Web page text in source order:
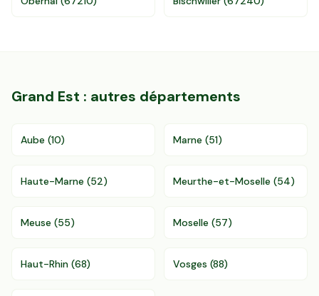
Grand Est : autres départements
Aube (10) Marne (51)
Haute-Marne (52) Meurthe-et-Moselle (54)
Meuse (55) Moselle (57)
Haut-Rhin (68) Vosges (88)